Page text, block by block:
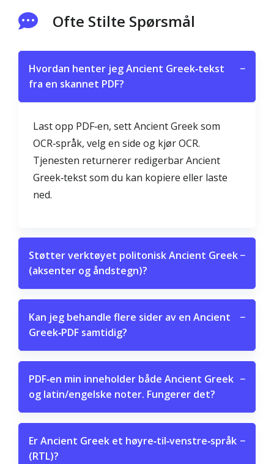
Ofte Stilte Spørsmål
Hvordan henter jeg Ancient Greek‑tekst
fra en skannet PDF?
−
Last opp PDF‑en, sett Ancient Greek som
OCR‑språk, velg en side og kjør OCR.
Tjenesten returnerer redigerbar Ancient
Greek‑tekst som du kan kopiere eller laste
ned.
Støtter verktøyet politonisk Ancient Greek
(aksenter og åndstegn)?
−
Kan jeg behandle flere sider av en Ancient
Greek‑PDF samtidig?
−
PDF‑en min inneholder både Ancient Greek
og latin/engelske noter. Fungerer det?
−
Er Ancient Greek et høyre‑til‑venstre‑språk
(RTL)?
−